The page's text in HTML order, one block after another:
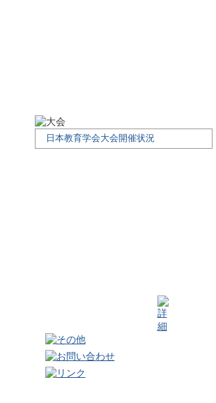
日本教育学会大会開催状況